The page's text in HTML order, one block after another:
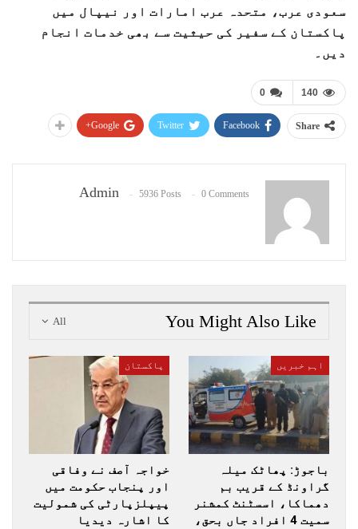
سعودی عرب، متحدہ عرب امارات اور نیپال میں
پاکستان کے سفیر کی حیثیت سے بھی خدمات انجام
دیں۔
0 140
Share
Facebook
Twitter
Google+
Admin 5936 Posts 0 Comments
All You Might Also Like
اہم خبریں
باجوڑ: پھاٹک میلہ
گراونڈ کے قریب بم
دھماکا، اسسٹنٹ کمشنر
سمیت 4 افراد جاں بحق،
پاکستان
خواجہ آصف نے وفاقی
اور پنجاب حکومت میں
پیپلزپارٹی کی شمولیت
کا اشارہ دیدیا